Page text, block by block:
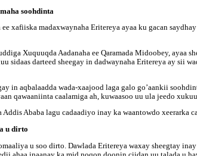
soohdinta
xafiiska madaxwaynaha Eritereya ayaa ku gacan
Xuquuqda Aadanaha ee Qaramada Midoobey,
sidaas darteed sheegay in dadwaynaha Eritereya ay
in aqbalaadda wada-xaajood laga galo go’aankii
qawaaniinta caalamiga ah, kuwaasoo uu ula jeedo
Ababa lagu cadaadiyo inay ka waantowdo xeerarka
u dirto
u soo dirto. Dawlada Eritereya waxay sheegtay
ahaa inaanay ka mid noqon doonin ciidan uu talada u